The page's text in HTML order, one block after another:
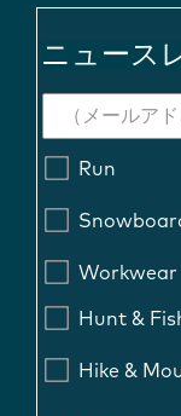
ニュース
Run
Workwear
Hunt &
Hike &